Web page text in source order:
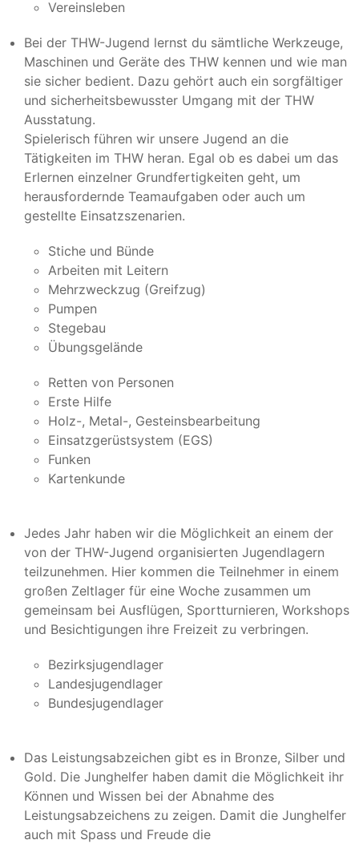
Vereinsleben
Bei der THW-Jugend lernst du sämtliche Werkzeuge,
Maschinen und Geräte des THW kennen und wie man
sie sicher bedient. Dazu gehört auch ein sorgfältiger
und sicherheitsbewusster Umgang mit der THW
Ausstatung.
Spielerisch führen wir unsere Jugend an die
Tätigkeiten im THW heran. Egal ob es dabei um das
Erlernen einzelner Grundfertigkeiten geht, um
herausfordernde Teamaufgaben oder auch um
gestellte Einsatzszenarien.
Stiche und Bünde
Arbeiten mit Leitern
Mehrzweckzug (Greifzug)
Pumpen
Stegebau
Übungsgelände
Retten von Personen
Erste Hilfe
Holz-, Metal-, Gesteinsbearbeitung
Einsatzgerüstsystem (EGS)
Funken
Kartenkunde
Jedes Jahr haben wir die Möglichkeit an einem der
von der THW-Jugend organisierten Jugendlagern
teilzunehmen. Hier kommen die Teilnehmer in einem
großen Zeltlager für eine Woche zusammen um
gemeinsam bei Ausflügen, Sportturnieren, Workshops
und Besichtigungen ihre Freizeit zu verbringen.
Bezirksjugendlager
Landesjugendlager
Bundesjugendlager
Das Leistungsabzeichen gibt es in Bronze, Silber und
Gold. Die Junghelfer haben damit die Möglichkeit ihr
Können und Wissen bei der Abnahme des
Leistungsabzeichens zu zeigen. Damit die Junghelfer
auch mit Spass und Freude die